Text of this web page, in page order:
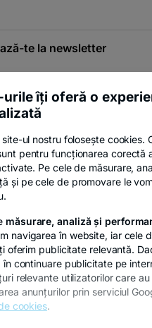
te la newsletter
oricând,vezi detalii-
opens
in
a
.
Hub - opens in a new tab
Politica de
2026 Banca Transilvania.
rezervate.
urile îți oferă o
site-ul nostru folosește cookies.
pentru funcționarea corectă
Pe cele de măsurare,
și pe cele de promovare le
măsurare, analiză și
navigarea în website, iar cele
oferim publicitate relevantă.
în continuare publicitate pe
relevante utilizatorilor care
anunțurilor prin serviciul
cookies.